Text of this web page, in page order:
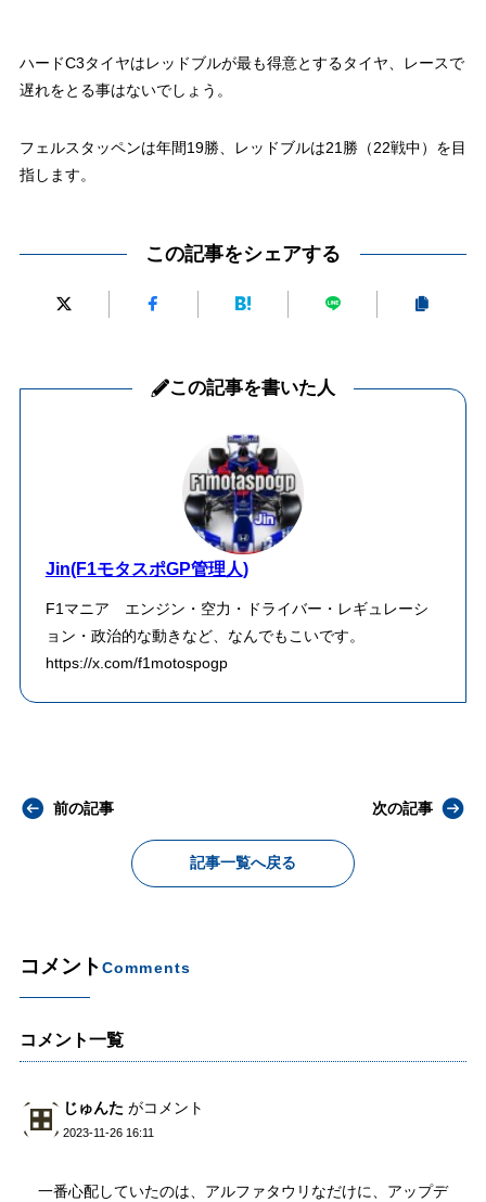
ハードC3タイヤはレッドブルが最も得意とするタイヤ、レースで
遅れをとる事はないでしょう。
フェルスタッペンは年間19勝、レッドブルは21勝（22戦中）を目
指します。
この記事をシェアする
この記事を書いた人
Jin(F1モタスポGP管理人)
F1マニア エンジン・空力・ドライバー・レギュレーシ
ョン・政治的な動きなど、なんでもこいです。
https://x.com/f1motospogp
前の記事
記事一覧へ戻る
次の記事
コメントComments
コメント一覧
じゅんた がコメント
2023-11-26 16:11
一番心配していたのは、アルファタウリなだけに、アップデ